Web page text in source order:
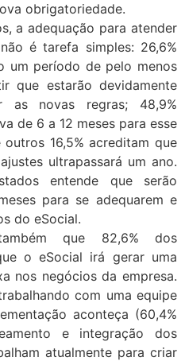
obrigatoriedade.
a adequação para atender
é tarefa simples: 26,6%
um período de pelo menos
que estarão devidamente
as novas regras; 48,9%
de 6 a 12 meses para esse
16,5% acreditam que
ultrapassará um ano.
entende que serão
para se adequarem e
do eSocial.
que 82,6% dos
o eSocial irá gerar uma
nos negócios da empresa.
com uma equipe
aconteça (60,4%
e integração dos
atualmente para criar